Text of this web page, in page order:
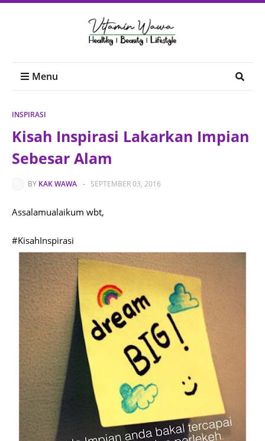
Menu
INSPIRASI
Kisah Inspirasi Lakarkan Impian
Sebesar Alam
BY KAK WAWA - SEPTEMBER 03, 2016
Assalamualaikum wbt,
#KisahInspirasi